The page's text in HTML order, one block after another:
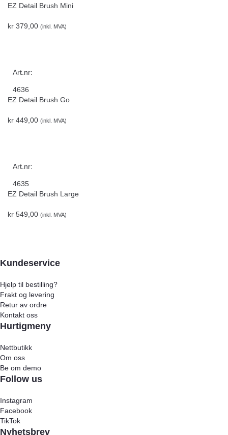
EZ Detail Brush Mini
kr 379,00 (inkl. MVA)
Art.nr:
4636
EZ Detail Brush Go
kr 449,00 (inkl. MVA)
Art.nr:
4635
EZ Detail Brush Large
kr 549,00 (inkl. MVA)
Kundeservice
Hjelp til bestilling?
Frakt og levering
Retur av ordre
Kontakt oss
Hurtigmeny
Nettbutikk
Om oss
Be om demo
Follow us
Instagram
Facebook
TikTok
Nyhetsbrev